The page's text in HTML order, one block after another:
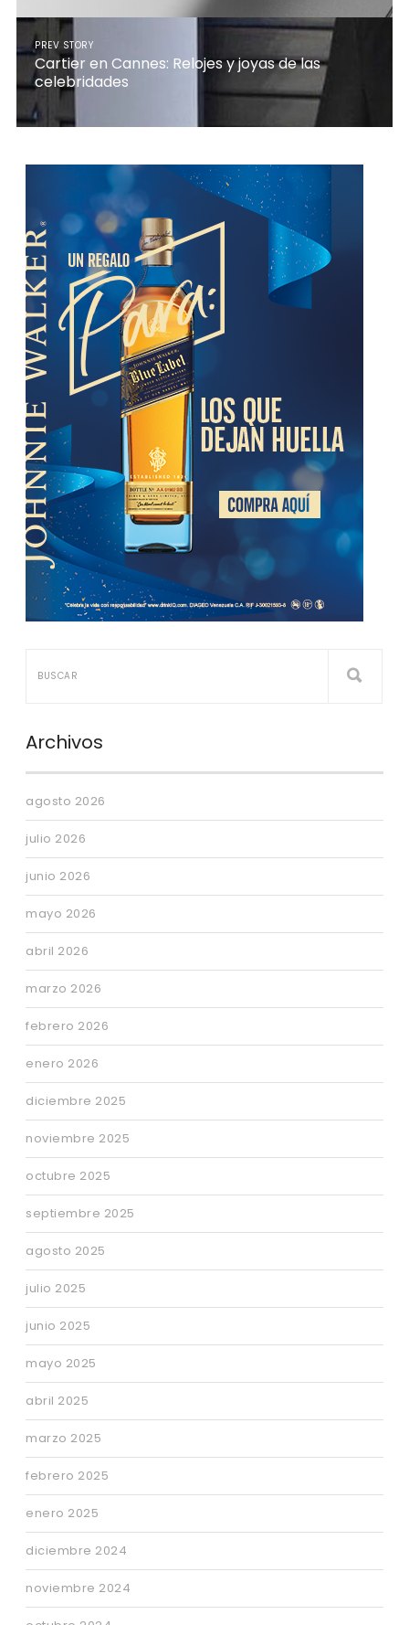
PREV STORY
Cartier en Cannes: Relojes y joyas de las
celebridades
Archivos
agosto 2026
julio 2026
junio 2026
mayo 2026
abril 2026
marzo 2026
febrero 2026
enero 2026
diciembre 2025
noviembre 2025
octubre 2025
septiembre 2025
agosto 2025
julio 2025
junio 2025
mayo 2025
abril 2025
marzo 2025
febrero 2025
enero 2025
diciembre 2024
noviembre 2024